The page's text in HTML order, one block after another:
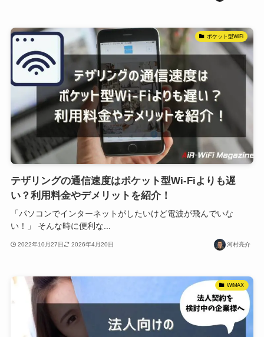
ポケット型WiFi
テザリングの通信速度はポケット型Wi-Fiよりも遅
い？利用料金やデメリットを紹介！
「パソコンでインターネットがしたいけど電波が飛んでいな
い！」 そんな時に便利な...
2022年10月27日 2026年4月20日 河村亮介
WiMAX